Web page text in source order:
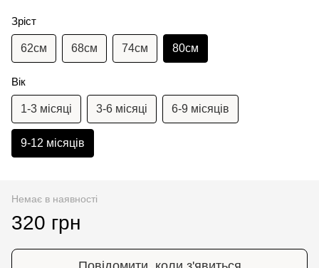
Зріст
62см 68см 74см 80см
Вік
1-3 місяці 3-6 місяці 6-9 місяців
9-12 місяців
Немає в наявності
320 грн